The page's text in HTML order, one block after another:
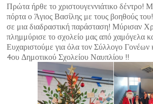
Πρώτα ήρθε το χριστουγεννιάτικο δέντρο!
πόρτα ο Άγιος Βασίλης με τους βοηθούς
σε μια διαδραστική παράσταση! Μύρισαν
πλημμύρισε το σχολείο μας από χαμόγελα
Ευχαριστούμε για όλα τον Σύλλογο
4ου Δημοτικού Σχολείου Ναυπλίου !!